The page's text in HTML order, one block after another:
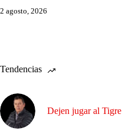
2 agosto, 2026
Tendencias
Dejen jugar al Tigre